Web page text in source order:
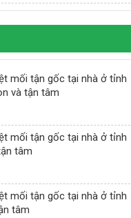
mối tận gốc tại nhà ở tỉnh
và tận tâm
mối tận gốc tại nhà ở tỉnh
tâm
mối tận gốc tại nhà ở tỉnh
tâm